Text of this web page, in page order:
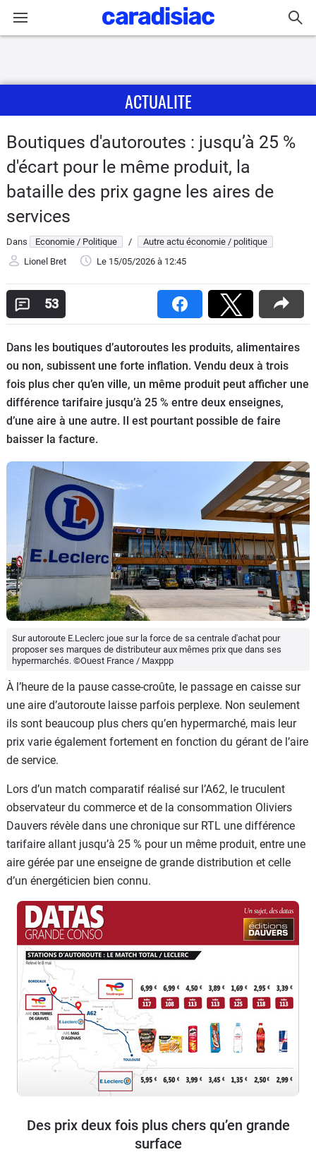
Actu
Essais
d'achat
Electriques
Utilitaires
Auto
Services
Forum
Moto
Marques
ACTUALITE
Boutiques d'autoroutes : jusqu’à 25 %
d'écart pour le même produit, la
bataille des prix gagne les aires de
services
Dans Economie / Politique /
Autre actu économie / politique
Lionel Bret
Le 15/05/2026 à 12:45
53
Dans les boutiques d’autoroutes les produits, alimentaires
ou non, subissent une forte inflation. Vendu deux à trois
fois plus cher qu’en ville, un même produit peut afficher une
différence tarifaire jusqu’à 25 % entre deux enseignes,
d’une aire à une autre. Il est pourtant possible de faire
baisser la facture.
Sur autoroute E.Leclerc joue sur la force de sa centrale d'achat pour
proposer ses marques de distributeur aux mêmes prix que dans ses
hypermarchés. ©Ouest France / Maxppp
À l’heure de la pause casse-croûte, le passage en caisse sur
une aire d’autoroute laisse parfois perplexe. Non seulement
ils sont beaucoup plus chers qu’en hypermarché, mais leur
prix varie également fortement en fonction du gérant de l’aire
de service.
Lors d’un match comparatif réalisé sur l’A62, le truculent
observateur du commerce et de la consommation Oliviers
Dauvers révèle dans une chronique sur RTL une différence
tarifaire allant jusqu’à 25 % pour un même produit, entre une
aire gérée par une enseigne de grande distribution et celle
d’un énergéticien bien connu.
Des prix deux fois plus chers qu’en grande
surface